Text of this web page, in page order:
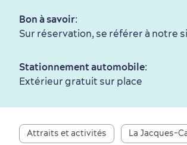
Culture animée
écoresponsable
Bon à savoir:
Sur réservation, se référer à notre
Stationnement automobile:
Extérieur gratuit sur place
Attraits et activités La Jacques-